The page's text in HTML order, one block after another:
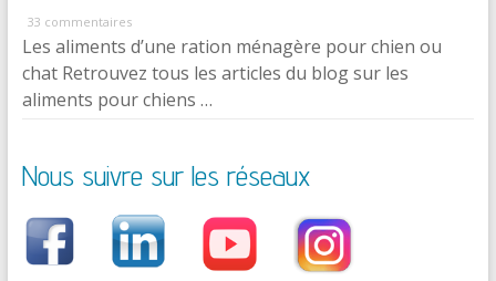
33 commentaires
Les aliments d’une ration ménagère pour chien ou
chat Retrouvez tous les articles du blog sur les
aliments pour chiens …
Nous suivre sur les réseaux